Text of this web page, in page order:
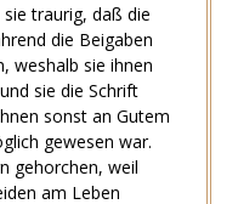
traurig, daß die
die Beigaben
weshalb sie ihnen
sie die Schrift
sonst an Gutem
gewesen war.
gehorchen, weil
am Leben